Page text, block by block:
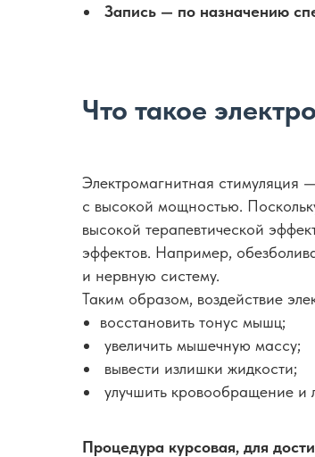
Запись — по назначению
Что такое
Электромагнитная стимуляция
с высокой мощностью.
высокой терапевтической
эффектов. Например,
и нервную систему.
Таким образом, воздействие
восстановить тонус мышц;
увеличить мышечную массу;
вывести излишки жидкости;
улучшить кровообращение и
Процедура курсовая, для